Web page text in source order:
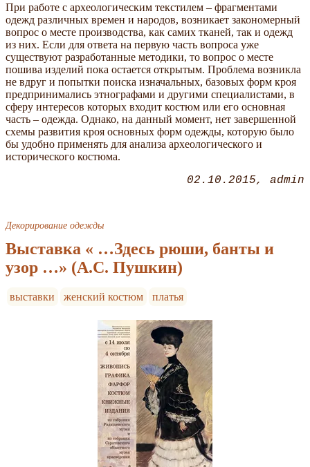
При работе с археологическим текстилем – фрагментами
одежд различных времен и народов, возникает закономерный
вопрос о месте производства, как самих тканей, так и одежд
из них. Если для ответа на первую часть вопроса уже
существуют разработанные методики, то вопрос о месте
пошива изделий пока остается открытым. Проблема возникла
не вдруг и попытки поиска изначальных, базовых форм кроя
предпринимались этнографами и другими специалистами, в
сферу интересов которых входит костюм или его основная
часть – одежда. Однако, на данный момент, нет завершенной
схемы развития кроя основных форм одежды, которую было
бы удобно применять для анализа археологического и
исторического костюма.
02.10.2015 admin
Декорирование одежды
Выставка « …Здесь рюши, банты и
узор …» (А.С. Пушкин)
выставки женский костюм платья